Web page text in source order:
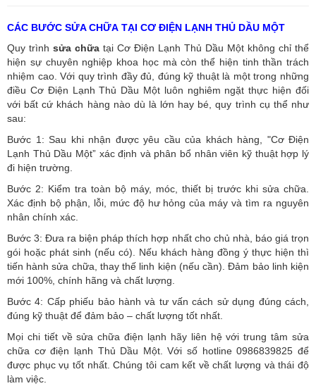
CÁC BƯỚC SỬA CHỮA TẠI CƠ ĐIỆN LẠNH THỦ DẦU MỘT
Quy trình sửa chữa tại Cơ Điện Lạnh Thủ Dầu Một không chỉ thể
hiện sự chuyên nghiệp khoa học mà còn thể hiện tinh thần trách
nhiệm cao. Với quy trình đầy đủ, đúng kỹ thuật là một trong những
điều Cơ Điện Lạnh Thủ Dầu Một luôn nghiêm ngặt thực hiện đối
với bất cứ khách hàng nào dù là lớn hay bé, quy trình cụ thể như
sau:
Bước 1: Sau khi nhận được yêu cầu của khách hàng, "Cơ Điện
Lạnh Thủ Dầu Một” xác định và phân bổ nhân viên kỹ thuật hợp lý
đi hiện trường.
Bước 2: Kiểm tra toàn bộ máy, móc, thiết bị trước khi sửa chữa.
Xác định bộ phận, lỗi, mức độ hư hỏng của máy và tìm ra nguyên
nhân chính xác.
Bước 3: Đưa ra biện pháp thích hợp nhất cho chủ nhà, báo giá trọn
gói hoặc phát sinh (nếu có). Nếu khách hàng đồng ý thực hiện thì
tiến hành sửa chữa, thay thế linh kiện (nếu cần). Đảm bảo linh kiện
mới 100%, chính hãng và chất lượng.
Bước 4: Cấp phiếu bảo hành và tư vấn cách sử dụng đúng cách,
đúng kỹ thuật để đảm bảo – chất lượng tốt nhất.
Mọi chi tiết về sửa chữa điện lạnh hãy liên hệ với trung tâm sửa
chữa cơ điện lạnh Thủ Dầu Một. Với số hotline 0986839825 để
được phục vụ tốt nhất. Chúng tôi cam kết về chất lượng và thái độ
làm việc.